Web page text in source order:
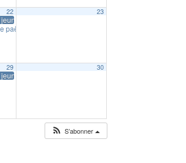
22
paëlla
23
29 30
S’abonner